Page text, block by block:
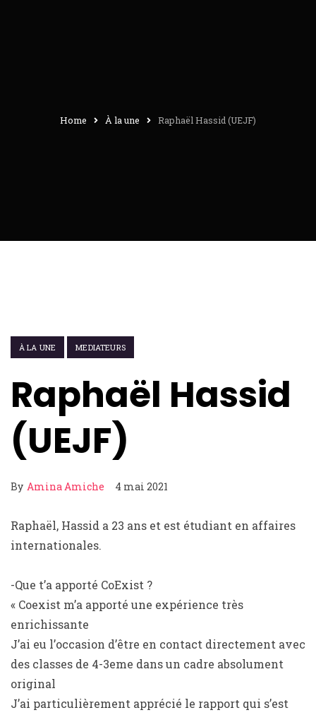
Home À la une Raphaël Hassid (UEJF)
À LA UNE MEDIATEURS
Raphaël Hassid
(UEJF)
By Amina Amiche 4 mai 2021
Raphaël, Hassid a 23 ans et est étudiant en affaires
internationales.
-Que t’a apporté CoExist ?
« Coexist m’a apporté une expérience très
enrichissante
J’ai eu l’occasion d’être en contact directement avec
des classes de 4-3eme dans un cadre absolument
original
J’ai particulièrement apprécié le rapport qui s’est